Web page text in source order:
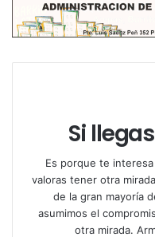
Su vida pública
Comunicacional y en
Ciudad de Buenos
de proyectos.
Más tarde fue
juventud nacional a
ocupa una banca en
Si
Es porque te
valoras tener otra
de la gran mayoría
asumimos el
otra mirada.